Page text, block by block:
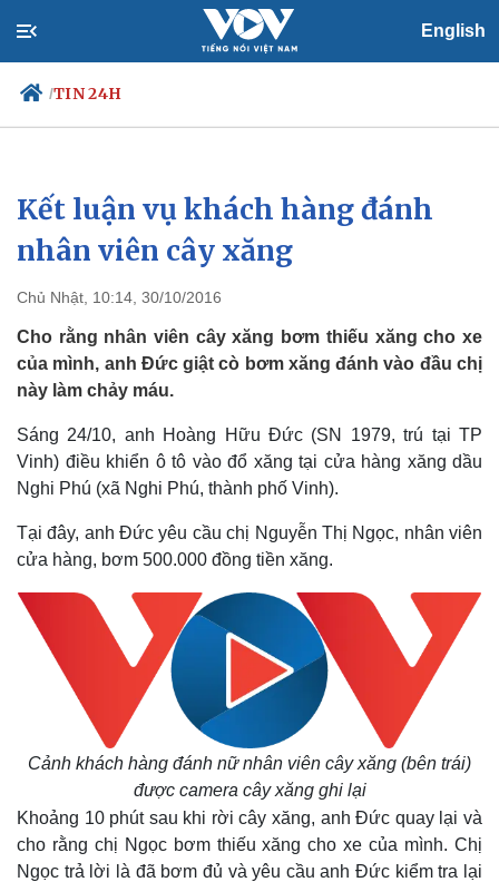
English
/TIN 24H
Chính trị
Đảng
Tổ chức nhân sự
Nhận diện sự thật
Xã hội
Dự báo thời tiết
Việc làm
Biển đảo
Kết luận vụ khách hàng đánh
nhân viên cây xăng
Chủ Nhật, 10:14, 30/10/2016
Cho rằng nhân viên cây xăng bơm thiếu xăng cho xe
của mình, anh Đức giật cò bơm xăng đánh vào đầu chị
này làm chảy máu.
Sáng 24/10, anh Hoàng Hữu Đức (SN 1979, trú tại TP
Vinh) điều khiển ô tô vào đổ xăng tại cửa hàng xăng dầu
Nghi Phú (xã Nghi Phú, thành phố Vinh).
Tại đây, anh Đức yêu cầu chị Nguyễn Thị Ngọc, nhân viên
cửa hàng, bơm 500.000 đồng tiền xăng.
Cảnh khách hàng đánh nữ nhân viên cây xăng (bên trái)
được camera cây xăng ghi lại
Khoảng 10 phút sau khi rời cây xăng, anh Đức quay lại và
cho rằng chị Ngọc bơm thiếu xăng cho xe của mình. Chị
Ngọc trả lời là đã bơm đủ và yêu cầu anh Đức kiểm tra lại